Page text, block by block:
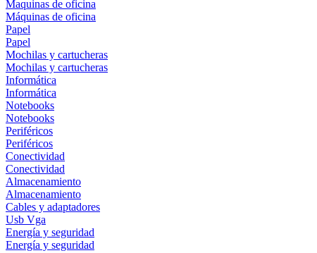
Maquinas de oficina
Máquinas de oficina
Papel
Papel
Mochilas y cartucheras
Mochilas y cartucheras
Informática
Informática
Notebooks
Notebooks
Periféricos
Periféricos
Conectividad
Conectividad
Almacenamiento
Almacenamiento
Cables y adaptadores
Usb Vga
Energía y seguridad
Energía y seguridad